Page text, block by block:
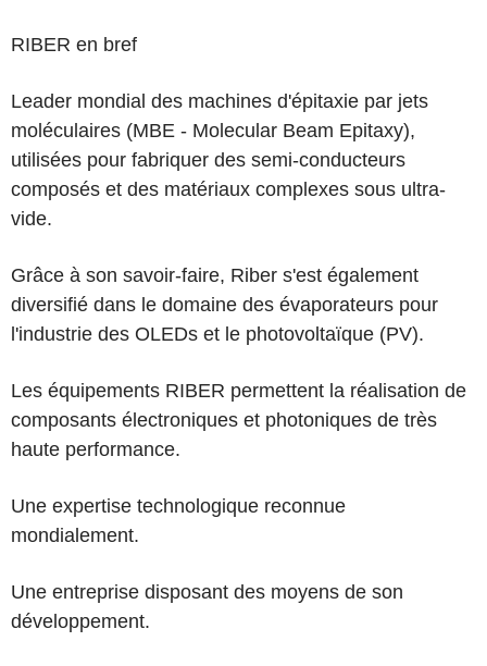
RIBER en bref
Leader mondial des machines d'épitaxie par jets
moléculaires (MBE - Molecular Beam Epitaxy),
utilisées pour fabriquer des semi-conducteurs
composés et des matériaux complexes sous ultra-
vide.
Grâce à son savoir-faire, Riber s'est également
diversifié dans le domaine des évaporateurs pour
l'industrie des OLEDs et le photovoltaïque (PV).
Les équipements RIBER permettent la réalisation de
composants électroniques et photoniques de très
haute performance.
Une expertise technologique reconnue
mondialement.
Une entreprise disposant des moyens de son
développement.